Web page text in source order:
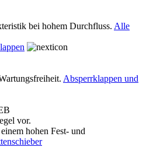
bei hohem Durchfluss. Alle
Absperrklappen und
vor.
hohen Fest- und